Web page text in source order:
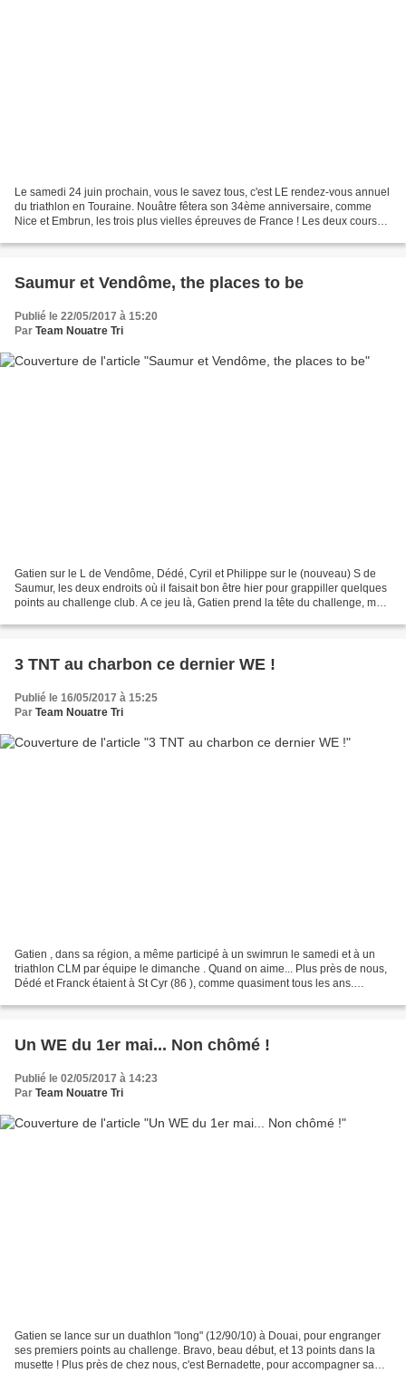
Le samedi 24 juin prochain, vous le savez tous, c'est LE rendez-vous annuel
du triathlon en Touraine. Nouâtre fêtera son 34ème anniversaire, comme
Nice et Embrun, les trois plus vielles épreuves de France ! Les deux courses
Saumur et Vendôme, the places to be
Publié le 22/05/2017 à 15:20
Par Team Nouatre Tri
Gatien sur le L de Vendôme, Dédé, Cyril et Philippe sur le (nouveau) S de
Saumur, les deux endroits où il faisait bon être hier pour grappiller quelques
points au challenge club. A ce jeu là, Gatien prend la tête du challenge, mais
3 TNT au charbon ce dernier WE !
Publié le 16/05/2017 à 15:25
Par Team Nouatre Tri
Gatien , dans sa région, a même participé à un swimrun le samedi et à un
triathlon CLM par équipe le dimanche . Quand on aime... Plus près de nous,
Dédé et Franck étaient à St Cyr (86 ), comme quasiment tous les ans.
Un WE du 1er mai... Non chômé !
Publié le 02/05/2017 à 14:23
Par Team Nouatre Tri
Gatien se lance sur un duathlon "long" (12/90/10) à Douai, pour engranger
ses premiers points au challenge. Bravo, beau début, et 13 points dans la
musette ! Plus près de chez nous, c'est Bernadette, pour accompagner sa